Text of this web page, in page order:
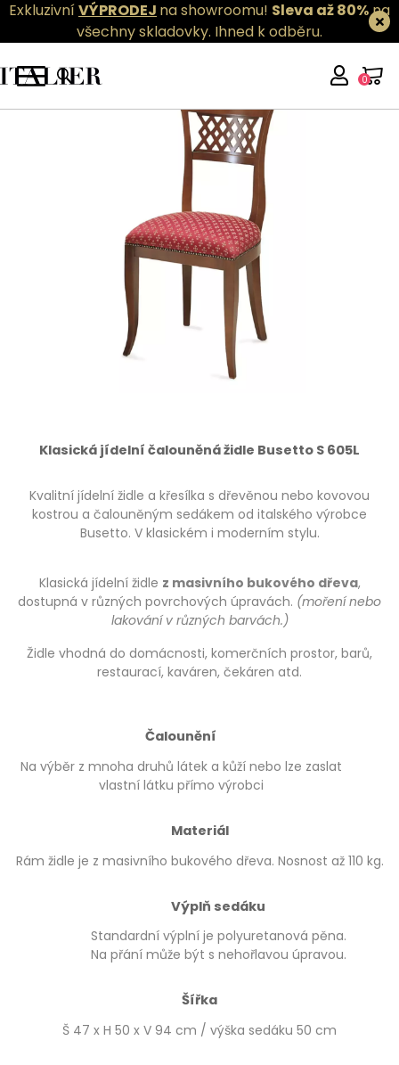
ExkluzivníVÝPRODEJ na showroomu! Sleva až 80%na
všechny skladovky. Ihned k odběru.
0
Klasická jídelní čalouněná židle Busetto S 605L
Kvalitní jídelní židle a křesílka s dřevěnou nebo kovovou
kostrou a čalouněným sedákem od italského výrobce
Busetto. V klasickém i moderním stylu.
Klasická jídelní židle z masivního bukového dřeva,
dostupná v různých povrchových úpravách. (moření nebo
lakování v různých barvách.)
Židle vhodná do domácnosti, komerčních prostor, barů,
restaurací, kaváren, čekáren atd.
Čalounění
Na výběr z mnoha druhů látek a kůží nebo lze zaslat
vlastní látku přímo výrobci
Materiál
Rám židle je z masivního bukového dřeva. Nosnost až 110 kg.
Výplň sedáku
Standardní výplní je polyuretanová pěna.
Na přání může být s nehořlavou úpravou.
Šířka
Š 47 x H 50 x V 94 cm / výška sedáku 50 cm